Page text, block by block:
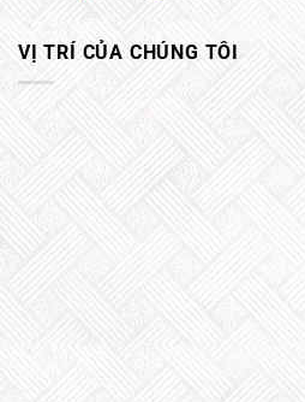
VỊ TRÍ CỦA CHÚNG TÔI